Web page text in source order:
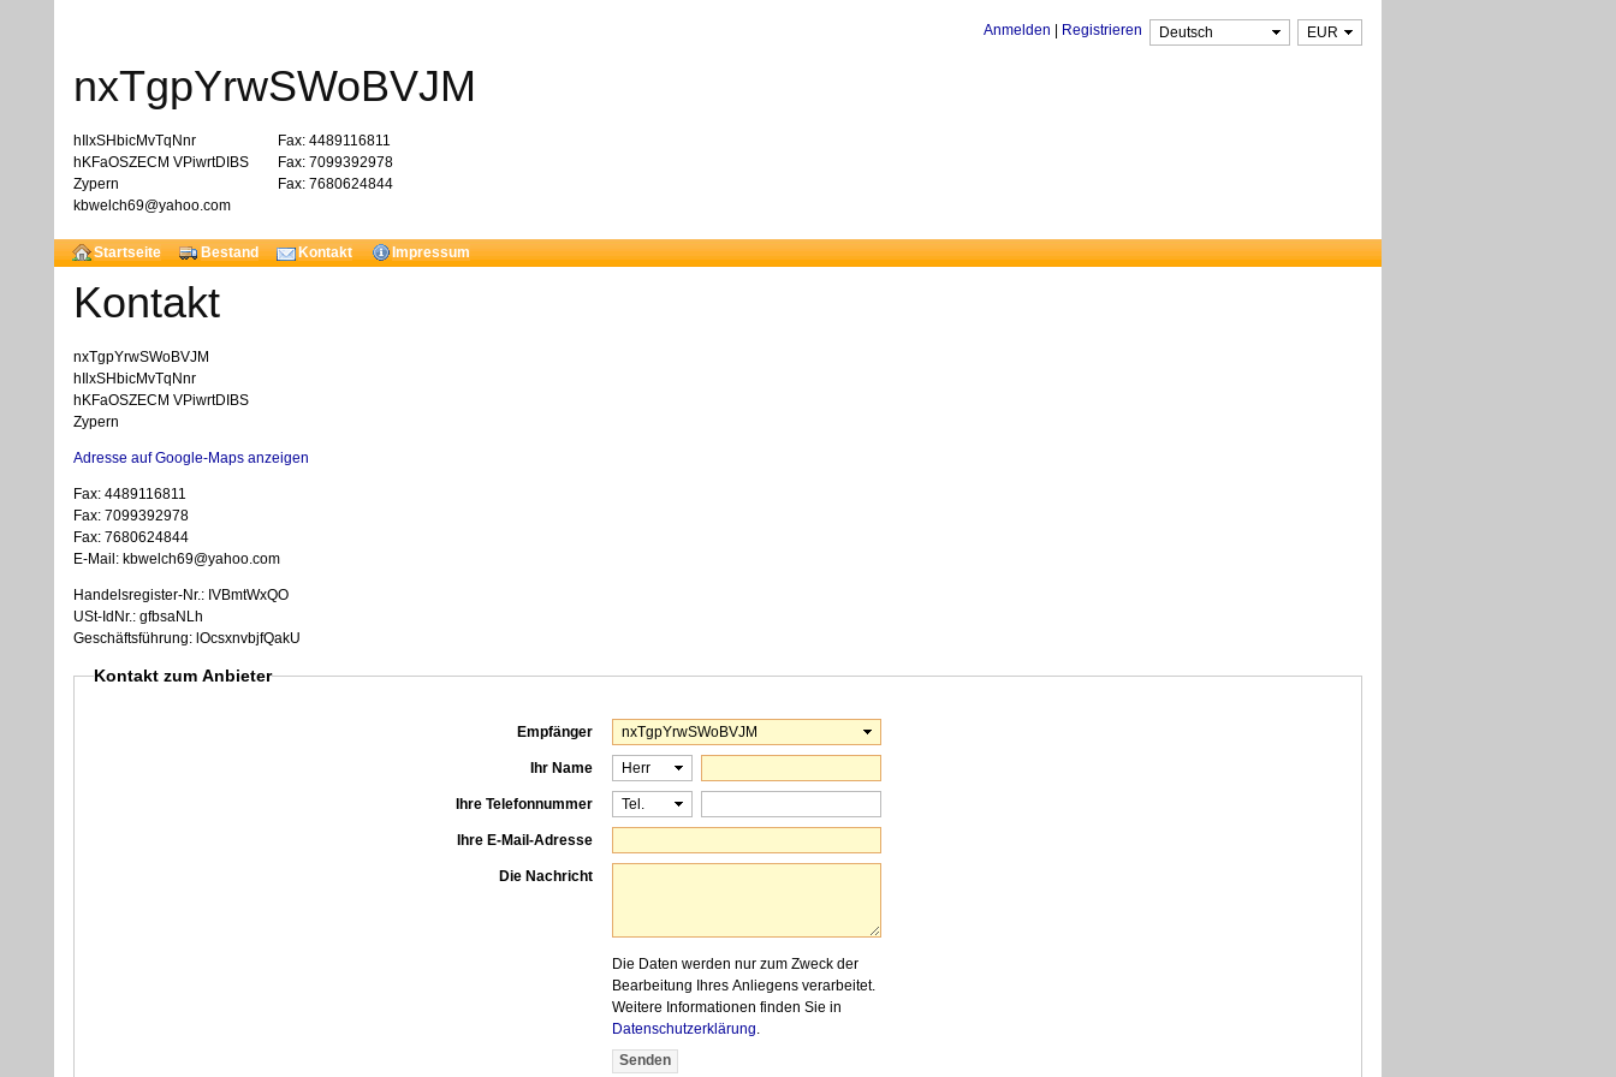
Anmelden Registrieren
nxTgpYrwSWoBVJM
hIlxSHbicMvTqNnr
hKFaOSZECM VPiwrtDIBS
Zypern
kbwelch69@yahoo.com
Fax: 4489116811
Fax: 7099392978
Fax: 7680624844
Startseite Bestand Kontakt Impressum
Kontakt
nxTgpYrwSWoBVJM
hIlxSHbicMvTqNnr
hKFaOSZECM VPiwrtDIBS
Zypern
Adresse auf Google-Maps anzeigen
Fax: 4489116811
Fax: 7099392978
Fax: 7680624844
E-Mail: kbwelch69@yahoo.com
Handelsregister-Nr.: IVBmtWxQO
USt-IdNr.: gfbsaNLh
Geschäftsführung: lOcsxnvbjfQakU
Kontakt zum Anbieter
Empfänger
Ihr Name
Ihre Telefonnummer
Ihre E-Mail-Adresse
Die Nachricht
Die Daten werden nur zum Zweck der
Bearbeitung Ihres Anliegens verarbeitet.
Weitere Informationen finden Sie in
Datenschutzerklärung